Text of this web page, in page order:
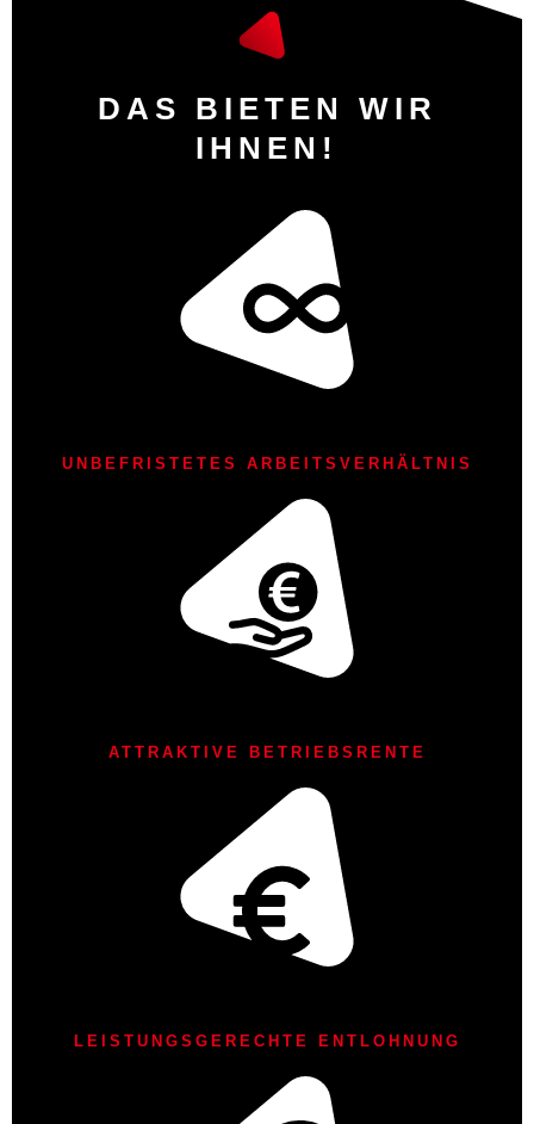
DAS BIETEN WIR
IHNEN!
UNBEFRISTETES ARBEITSVERHÄLTNIS
ATTRAKTIVE BETRIEBSRENTE
LEISTUNGSGERECHTE ENTLOHNUNG